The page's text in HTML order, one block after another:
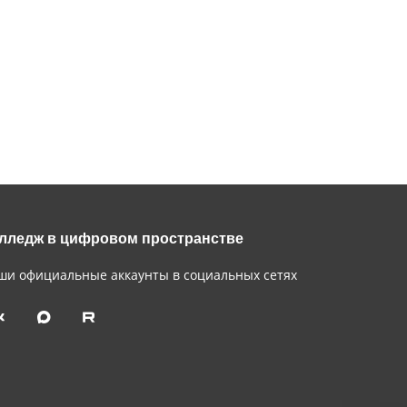
в цифровом пространстве
официальные аккаунты в социальных сетях
 